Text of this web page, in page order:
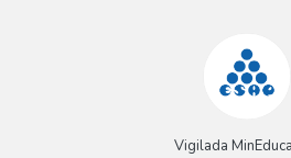
Vigilada